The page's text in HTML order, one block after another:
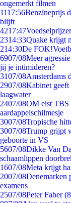
ongemerkt filmen
1117:56Benzineprijs
blijft
4217:47
2314:33Quake krijgt
214:30De
6907/08Meer
jij je intimideren?
3107/08Amsterdams
2907/08Kabinet geeft
laagwater
2407/08OM eist TBS
aardappelschilmesje
3007/08Tropische
3007/08Trump grijpt
geboorte in VS
5607/08Dikke Van
schaamlippen
1607/08Meta krijgt
2007/08Denemarken
examens
2507/08Peter Faber